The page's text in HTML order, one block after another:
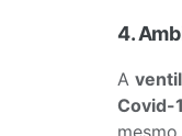
4.
A
Covid-